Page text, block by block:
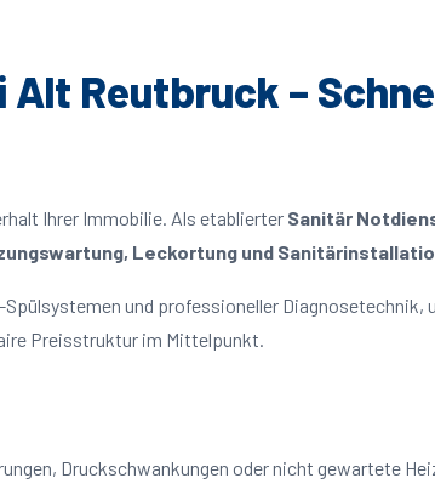
Reutbruck –
Ihrer Immobilie. Als etablierter Sanitär
Leckortung und
und professioneller Diagnosetechnik,
Preisstruktur im Mittelpunkt.
Druckschwankungen oder nicht gewartete